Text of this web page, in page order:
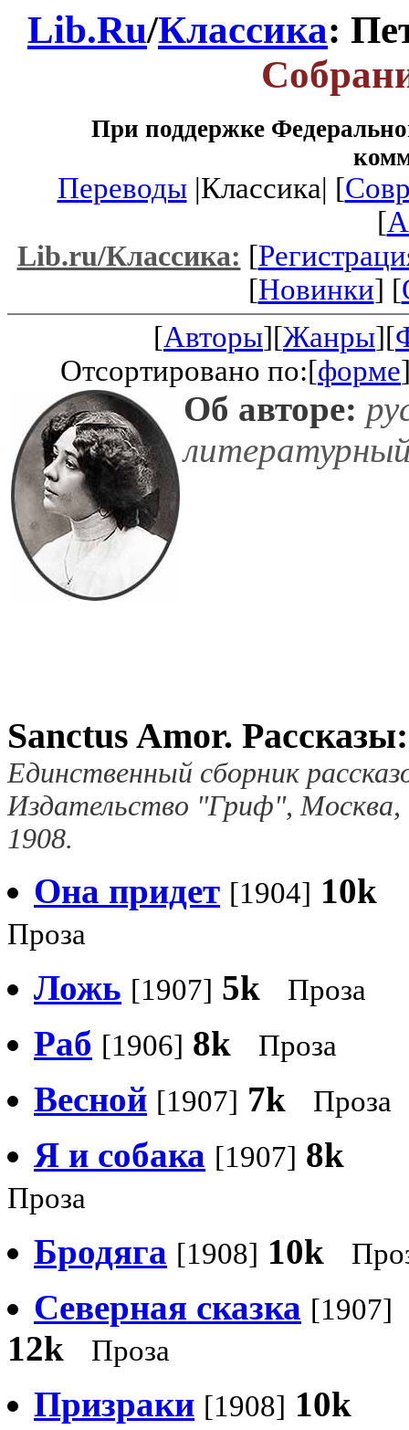
Lib.Ru/Классика:
При поддержке
Переводы|Классика| [
[
Lib.ru/Классика: [
[Новинки] [
[Авторы][Жанры][
Отсортировано по:[форме
Об авторе:
Sanctus Amor. Рассказы:
Единственный сборник
Издательство "Гриф", Москва,
1908.
Она придет [1904] 10k
Проза
Ложь [1907] 5k Проза
Раб [1906] 8k Проза
Весной [1907] 7k Проза
Я и собака [1907] 8k
Проза
Бродяга [1908] 10k
Северная сказка [1907]
12k Проза
Призраки [1908] 10k